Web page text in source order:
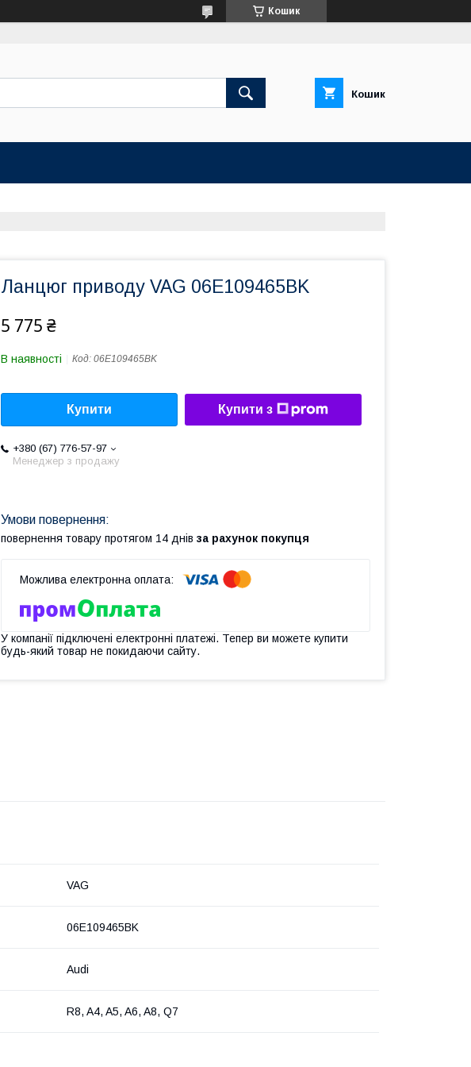
Кошик
Кошик
Ланцюг приводу VAG 06E109465BK
5 775 ₴
В наявності Код: 06E109465BK
Купити Купити з
+380 (67) 776-57-97
Менеджер з продажу
повернення товару протягом 14 днів за рахунок покупця
У компанії підключені електронні платежі. Тепер ви можете купити
будь-який товар не покидаючи сайту.
VAG
06E109465BK
Audi
R8, A4, A5, A6, A8, Q7